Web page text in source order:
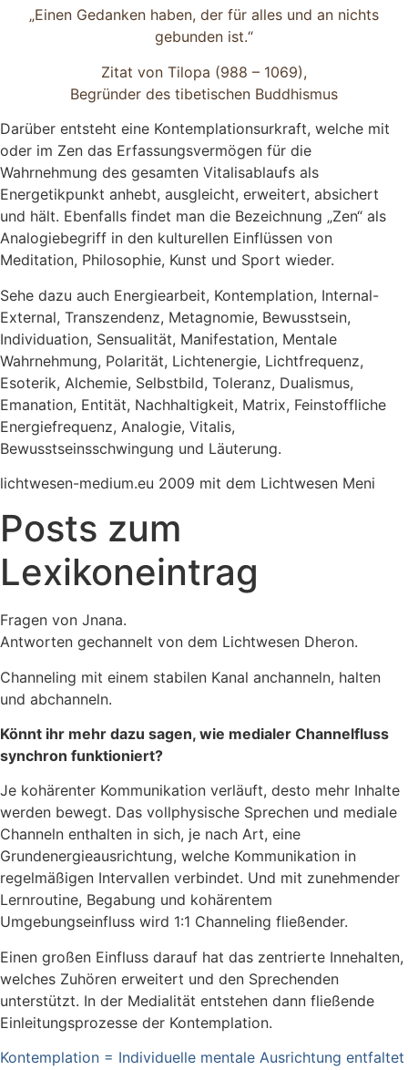
„Einen Gedanken haben, der für alles und an nichts
gebunden ist.“
Zitat von Tilopa (988 – 1069),
Begründer des tibetischen Buddhismus
Darüber entsteht eine Kontemplationsurkraft, welche mit
oder im Zen das Erfassungsvermögen für die
Wahrnehmung des gesamten Vitalisablaufs als
Energetikpunkt anhebt, ausgleicht, erweitert, absichert
und hält. Ebenfalls findet man die Bezeichnung „Zen“ als
Analogiebegriff in den kulturellen Einflüssen von
Meditation, Philosophie, Kunst und Sport wieder.
Sehe dazu auch Energiearbeit, Kontemplation, Internal-
External, Transzendenz, Metagnomie, Bewusstsein,
Individuation, Sensualität, Manifestation, Mentale
Wahrnehmung, Polarität, Lichtenergie, Lichtfrequenz,
Esoterik, Alchemie, Selbstbild, Toleranz, Dualismus,
Emanation, Entität, Nachhaltigkeit, Matrix, Feinstoffliche
Energiefrequenz, Analogie, Vitalis,
Bewusstseinsschwingung und Läuterung.
lichtwesen-medium.eu 2009 mit dem Lichtwesen Meni
Posts zum
Lexikoneintrag
Fragen von Jnana.
Antworten gechannelt von dem Lichtwesen Dheron.
Channeling mit einem stabilen Kanal anchanneln, halten
und abchanneln.
Könnt ihr mehr dazu sagen, wie medialer Channelfluss
synchron funktioniert?
Je kohärenter Kommunikation verläuft, desto mehr Inhalte
werden bewegt. Das vollphysische Sprechen und mediale
Channeln enthalten in sich, je nach Art, eine
Grundenergieausrichtung, welche Kommunikation in
regelmäßigen Intervallen verbindet. Und mit zunehmender
Lernroutine, Begabung und kohärentem
Umgebungseinfluss wird 1:1 Channeling fließender.
Einen großen Einfluss darauf hat das zentrierte Innehalten,
welches Zuhören erweitert und den Sprechenden
unterstützt. In der Medialität entstehen dann fließende
Einleitungsprozesse der Kontemplation.
Kontemplation = Individuelle mentale Ausrichtung entfaltet